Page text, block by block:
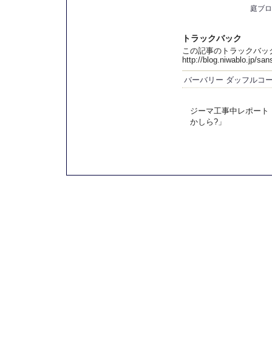
庭ブ
トラックバック
この記事のトラックバッ
http://blog.niwablo.jp/
バーバリー ダッフルコ
ジーマ工事中レポー
かしら?」